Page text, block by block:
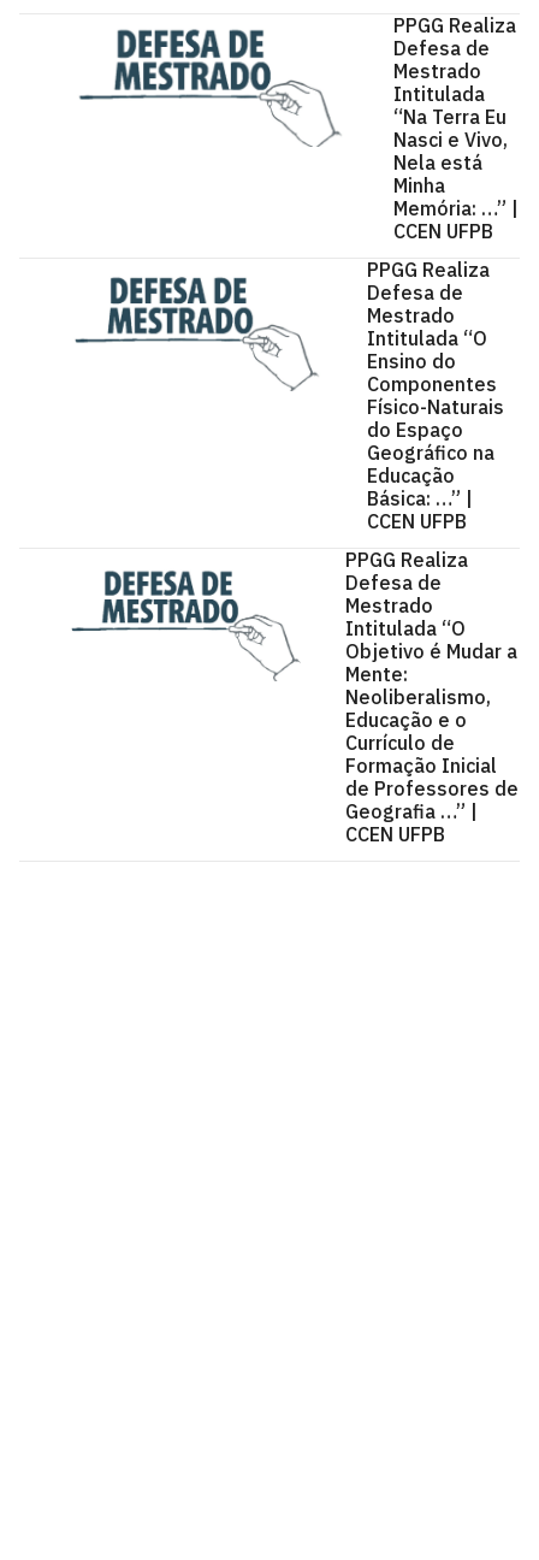
PPGG Realiza
Defesa de
Mestrado
Intitulada
“Na Terra Eu
Nasci e Vivo,
Nela está
Minha
Memória: …” |
CCEN UFPB
PPGG Realiza
Defesa de
Mestrado
Intitulada “O
Ensino do
Componentes
Físico-Naturais
do Espaço
Geográfico na
Educação
Básica: …” |
CCEN UFPB
PPGG Realiza
Defesa de
Mestrado
Intitulada “O
Objetivo é Mudar a
Mente:
Neoliberalismo,
Educação e o
Currículo de
Formação Inicial
de Professores de
Geografia …” |
CCEN UFPB